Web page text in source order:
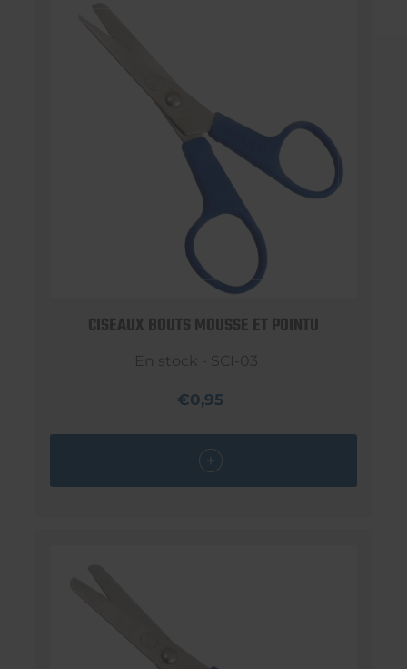
CISEAUX BOUTS MOUSSE ET POINTU
En stock - SCI-03
€0,95